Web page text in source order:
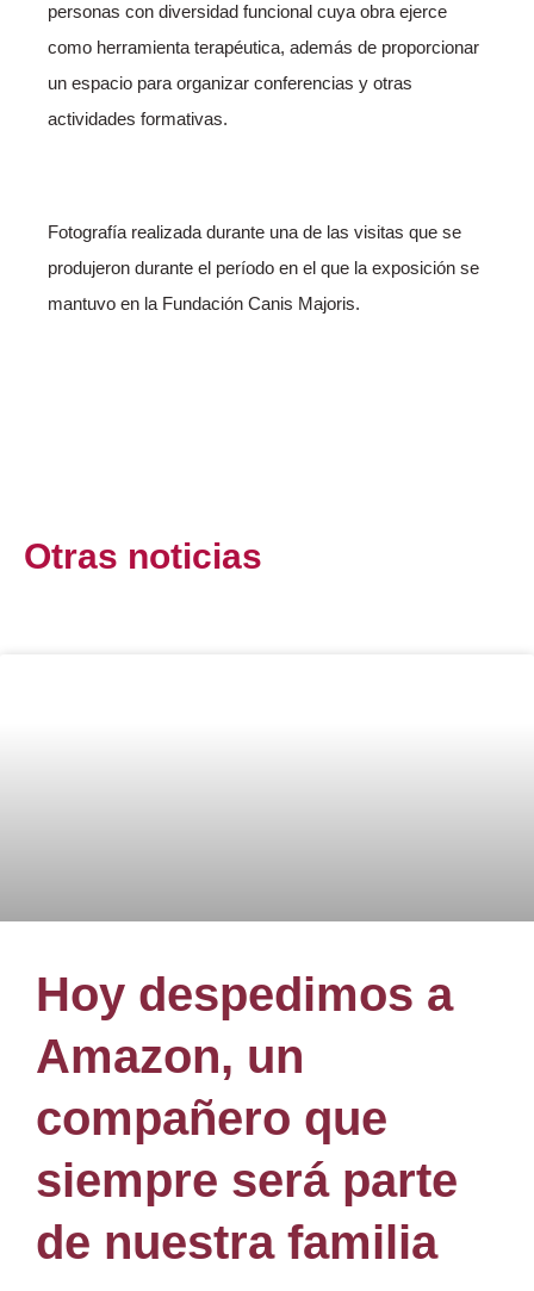
personas con diversidad funcional cuya obra ejerce
como herramienta terapéutica, además de proporcionar
un espacio para organizar conferencias y otras
actividades formativas.
Fotografía realizada durante una de las visitas que se
produjeron durante el período en el que la exposición se
mantuvo en la Fundación Canis Majoris.
Otras noticias
Hoy despedimos a
Amazon, un
compañero que
siempre será parte
de nuestra familia